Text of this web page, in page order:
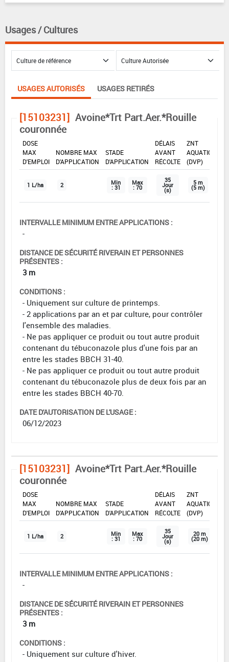
Usages / Cultures
USAGES AUTORISÉS USAGES RETIRÉS
[15103231] Avoine*Trt Part.Aer.*Rouille
couronnée
DOSE
MAX
D'EMPLOI
NOMBRE MAX
D'APPLICATION
STADE
D'APPLICATION
DÉLAIS
AVANT
RÉCOLTE
ZNT
AQUATIQUE
(DVP)
1 L/ha 2 Min
: 31
Max
: 70
35
Jour
(s)
5 m
(5 m)
INTERVALLE MINIMUM ENTRE APPLICATIONS :
-
DISTANCE DE SÉCURITÉ RIVERAIN ET PERSONNES
PRÉSENTES :
3 m
CONDITIONS :
- Uniquement sur culture de printemps.
- 2 applications par an et par culture, pour contrôler
l'ensemble des maladies.
- Ne pas appliquer ce produit ou tout autre produit
contenant du tébuconazole plus d'une fois par an
entre les stades BBCH 31-40.
- Ne pas appliquer ce produit ou tout autre produit
contenant du tébuconazole plus de deux fois par an
entre les stades BBCH 40-70.
DATE D'AUTORISATION DE L'USAGE :
06/12/2023
[15103231] Avoine*Trt Part.Aer.*Rouille
couronnée
DOSE
MAX
D'EMPLOI
NOMBRE MAX
D'APPLICATION
STADE
D'APPLICATION
DÉLAIS
AVANT
RÉCOLTE
ZNT
AQUATIQUE
(DVP)
1 L/ha 2 Min
: 31
Max
: 70
35
Jour
(s)
20 m
(20 m)
INTERVALLE MINIMUM ENTRE APPLICATIONS :
-
DISTANCE DE SÉCURITÉ RIVERAIN ET PERSONNES
PRÉSENTES :
3 m
CONDITIONS :
- Uniquement sur culture d'hiver.